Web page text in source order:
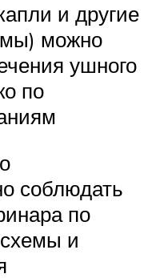
и другие
можно
ушного
по
соблюдать
по
и